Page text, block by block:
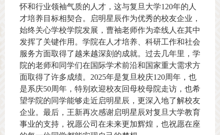
怀和行业领袖气质的人才，这与复旦大学120年的人
才培养目标相契合。启明星辰作为优秀的校友企业，
始终关心学校学院发展，曹袖老师作为牵线人在其中
发挥了关键作用。学院在人才培养、科研工作和社会
服务方面取得了越来越深刻的成就。过去几年里，学
院的老师和同学们在国际学术前沿和国家重大需求方
面取得了许多成绩。2025年是复旦校庆120周年，也
是系庆50周年，特别欢迎校友回母校母院走访，也希
望学院的同学能够走近启明星辰，更深入地了解校友
企业。最后，王新再次感谢启明星辰对复旦大学教育
事业的支持，祝愿公司在未来更加辉煌，也祝愿在座